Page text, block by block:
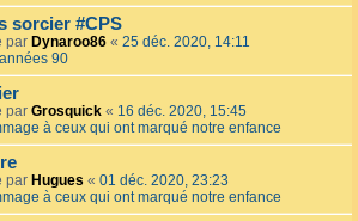
sorcier #CPS
par Dynaroo86 « 25 déc. 2020, 14:11
90
par Grosquick « 16 déc. 2020, 15:45
à ceux qui ont marqué notre enfance
par Hugues « 01 déc. 2020, 23:23
à ceux qui ont marqué notre enfance